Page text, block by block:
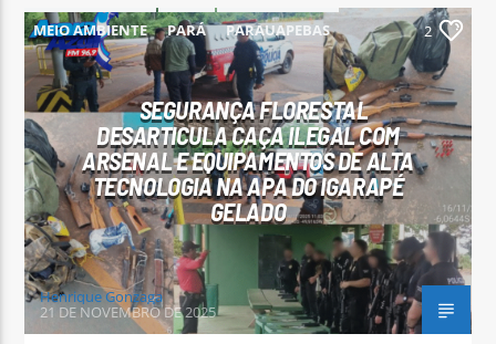
MEIO AMBIENTE PARÁ PARAUAPEBAS 2
SEGURANÇA FLORESTAL
DESARTICULA CAÇA ILEGAL COM
ARSENAL E EQUIPAMENTOS DE ALTA
TECNOLOGIA NA APA DO IGARAPÉ
GELADO
Henrique Gonzaga
21 DE NOVEMBRO DE 2025